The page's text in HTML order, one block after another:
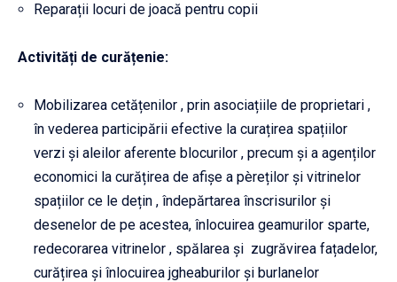
Reparații locuri de joacă pentru copii
Activități de curățenie:
Mobilizarea cetățenilor , prin asociațiile de proprietari ,
în vederea participării efective la curațirea spațiilor
verzi și aleilor aferente blocurilor , precum și a agenților
economici la curățirea de afișe a pèreților și vitrinelor
spațiilor ce le dețin , îndepărtarea înscrisurilor și
desenelor de pe acestea, înlocuirea geamurilor sparte,
redecorarea vitrinelor , spălarea și zugrăvirea fațadelor,
curățirea și înlocuirea jgheaburilor și burlanelor